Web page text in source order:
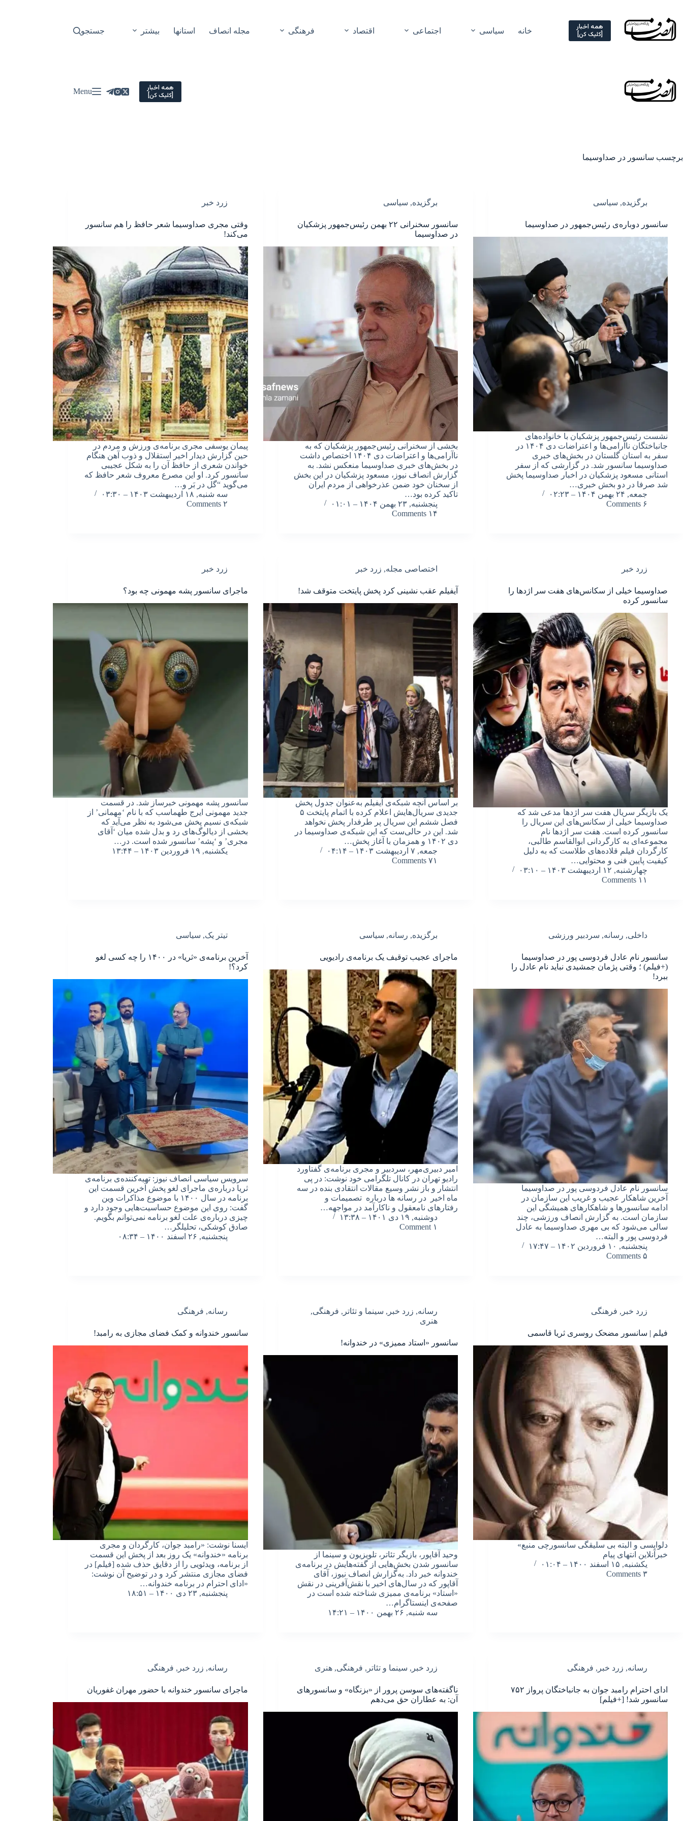
content
همه اخبار
[کلیک کن] خانه سیاسی اجتماعی اقتصاد فرهنگی مجله انصاف استانها بیشتر جستجو
همه اخبار
[کلیک کن] Menu
برچسب سانسور در صداوسیما
برگزیده, سیاسی
سانسور دوباره‌ی رئیس‌جمهور در صداوسیما
نشست رئیس‌جمهور پزشکیان با خانواده‌های
جانباختگان ناآرامی‌ها و اعتراضات دی ۱۴۰۴ در
سفر به استان گلستان در بخش‌های خبری
صداوسیما سانسور شد. در گزارشی که از سفر
استانی مسعود پزشکیان در اخبار صداوسیما پخش
شد صرفا در دو بخش خبری…
جمعه, ۲۴ بهمن ۱۴۰۴ – ۰۲:۲۳
۶ Comments
برگزیده, سیاسی
سانسور سخنرانی ۲۲ بهمن رئیس‌جمهور پزشکیان
در صداوسیما
بخشی از سخنرانی رئیس‌جمهور پزشکیان که به
ناآرامی‌ها و اعتراضات دی ۱۴۰۴ اختصاص داشت
در بخش‌های خبری صداوسیما منعکس نشد. به
گزارش انصاف نیوز، مسعود پزشکیان در این بخش
از سخنان خود ضمن عذرخواهی از مردم ایران
تاکید کرده بود…
پنجشنبه, ۲۳ بهمن ۱۴۰۴ – ۰۱:۰۱
۱۴ Comments
زرد خبر
وقتی مجری صداوسیما شعر حافظ را هم سانسور
می‌کند!
پیمان یوسفی مجری برنامه‌ی ورزش و مردم در
حین گزارش دیدار اخیر استقلال و ذوب آهن هنگام
خواندن شعری از حافظ آن را به شکل عجیبی
سانسور کرد. او این مصرع معروف شعر حافظ که
می‌گوید “گل در بَر و…
سه شنبه, ۱۸ اردیبهشت ۱۴۰۳ – ۰۳:۳۰
۲ Comments
زرد خبر
صداوسیما خیلی از سکانس‌های هفت سر اژدها را
سانسور کرده
یک بازیگر سریال هفت سر اژدها مدعی شد که
صداوسیما خیلی از سکانس‌های این سریال را
سانسور کرده است. هفت سر اژدها نام
مجموعه‌ای به کارگردانی ابوالقاسم طالبی،
کارگردان فیلم قلاده‌های طلاست که به دلیل
کیفیت پایین فنی و محتوایی…
چهارشنبه, ۱۲ اردیبهشت ۱۴۰۳ – ۰۳:۱۰
۱۱ Comments
اختصاصی مجله, زرد خبر
آیفیلم عقب نشینی کرد پخش پایتخت متوقف شد!
بر اساس آنچه شبکه‌ی آیفیلم به‌عنوان جدول پخش
جدیدی سریال‌هایش اعلام کرده با اتمام پایتخت ۵
فصل ششم این سریال پر طرفدار پخش نخواهد
شد. این در حالی‌ست که این شبکه‌ی صداوسیما در
دی ۱۴۰۲ و همزمان با آغاز پخش…
جمعه, ۷ اردیبهشت ۱۴۰۳ – ۰۴:۱۴
۷۱ Comments
زرد خبر
ماجرای سانسور پشه مهمونی چه بود؟
سانسور پشه مهمونی خبرساز شد. در قسمت
جدید مهمونی ایرج طهماسب که با نام ‘مهمانی’ از
شبکه‌ی نسیم پخش می‌شود به نظر می‌آید که
بخشی از دیالوگ‌های رد و بدل شده میان ‘آقای
مجری’ و ‘پشه’ سانسور شده است. در…
یکشنبه, ۱۹ فروردین ۱۴۰۳ – ۱۳:۴۴
داخلی, رسانه, سردبیر ورزشی
سانسور نام عادل فردوسی پور در صداوسیما
(+فیلم) ؛ وقتی پژمان جمشیدی نباید نام عادل را
ببرد!
سانسور نام عادل فردوسی پور در صداوسیما
آخرین شاهکار عجیب و غریب این سازمان در
ادامه سانسورها و شاهکارهای همیشگی این
سازمان است. به گزارش انصاف ورزشی، چند
سالی می‌شود که بی مهری صداوسیما به عادل
فردوسی پور و البته…
پنجشنبه, ۱۰ فروردین ۱۴۰۲ – ۱۷:۴۷
۵ Comments
برگزیده, رسانه, سیاسی
ماجرای عجیب توقیف یک برنامه‌ی رادیویی
امیر دبیری‌مهر، سردبیر و مجری برنامه‌ی گفتاورد
رادیو تهران در کانال تلگرامی خود نوشت: در پی
انتشار و باز نشر وسیع مقالات انتقادی بنده در سه
ماه اخیر در رسانه ها درباره تصمیمات و
رفتارهای نامعقول و ناکارآمد در مواجهه…
دوشنبه, ۱۹ دی ۱۴۰۱ – ۱۳:۳۸
۱ Comment
تیتر یک, سیاسی
آخرین برنامه‌ی «ثریا» در ۱۴۰۰ را چه کسی لغو
کرد؟!
سرویس سیاسی انصاف نیوز: تهیه‌کننده‌ی برنامه‌ی
ثریا درباره‌ی ماجرای لغو‌ پخش آخرین قسمت این
برنامه در سال ۱۴۰۰ با موضوع مذاکرات وین
گفت: روی این موضوع حساسیت‌هایی وجود دارد و
چیزی درباره‌ی علت لغو برنامه نمی‌توانم بگویم.
صادق کوشکی، تحلیلگر…
پنجشنبه, ۲۶ اسفند ۱۴۰۰ – ۰۸:۳۴
زرد خبر , فرهنگی
فیلم | سانسور مضحک روسری ثریا قاسمی
دلواپسی و البته بی سلیقگی سانسورچی منبع»
خبرآنلاین انتهای پیام
یکشنبه, ۱۵ اسفند ۱۴۰۰ – ۰۱:۰۴
۳ Comments
رسانه, زرد خبر , سینما و تئاتر , فرهنگی,
هنری
سانسور «استاد ممیزی» در خندوانه!
وحید آقاپور، بازیگر تئاتر، تلویزیون و سینما از
سانسور شدن بخش‌هایی از گفته‌هایش در برنامه‌ی
خندوانه خبر داد. به‌گزارش انصاف نیوز، آقای
آقاپور که در سال‌های اخیر با نقش‌آفرینی در نقش
«استاد» برنامه‌ی ممیزی شناخته شده است در
صفحه‌ی اینستاگرام…
سه شنبه, ۲۶ بهمن ۱۴۰۰ – ۱۴:۲۱
رسانه, فرهنگی
سانسور خندوانه و کمک فضای مجازی به رامبد!
ایسنا نوشت: «رامبد جوان، کارگردان و مجری
برنامه «خندوانه» یک روز بعد از پخش این قسمت
از برنامه، ویدئویی را از دقایق حذف شده [فیلم] در
فضای مجازی منتشر کرد و در توضیح آن نوشت:
«ادای احترام در برنامه خندوانه…
پنجشنبه, ۲۳ دی ۱۴۰۰ – ۱۸:۵۱
رسانه, زرد خبر , فرهنگی
ادای احترام رامبد جوان به جانباختگان پرواز ۷۵۲
سانسور شد! [+فیلم]
زرد خبر , سینما و تئاتر , فرهنگی,هنری
ناگفته‌های سوسن پرور از «بزنگاه» و سانسورهای
آن: به عطاران حق می‌دهم
رسانه, زرد خبر , فرهنگی
ماجرای سانسور خندوانه با حضور مهران غفوریان